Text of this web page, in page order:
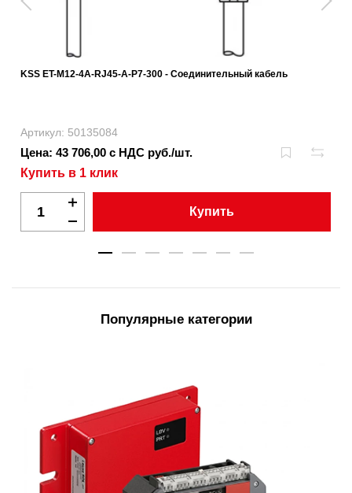
KSS ET-M12-4A-RJ45-A-P7-300 - Соединительный кабель
Артикул: 50135084
Цена: 43 706,00 с НДС руб./шт.
Купить в 1 клик
Купить
Популярные категории